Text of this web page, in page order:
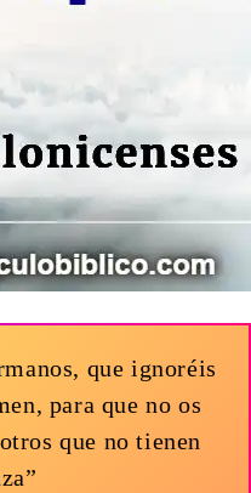
que ignoréis
para que no os
que no tienen